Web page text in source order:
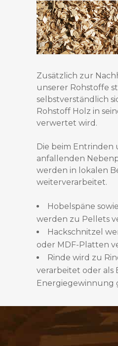
Zusätzlich zur
unserer Rohstoffe
selbstverständlich
Rohstoff Holz in
verwertet wird.
Die beim Entrinden
anfallenden
werden in lokalen
weiterverarbeitet.
Hobelspäne
werden zu Pellets
Hackschnitzel
oder MDF-Platten
Rinde wird zu
verarbeitet oder als
Energiegewinnung